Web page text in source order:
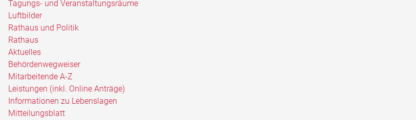
Tagungs- und Veranstaltungsräume
Luftbilder
Rathaus und Politik
Rathaus
Aktuelles
Behördenwegweiser
Mitarbeitende A-Z
Leistungen (inkl. Online Anträge)
Informationen zu Lebenslagen
Mitteilungsblatt